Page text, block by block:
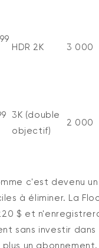
HDR 2K 3 000
3K (double
objectif)
2 000
c'est devenu
à éliminer. La
$ et
sans investir dans
un